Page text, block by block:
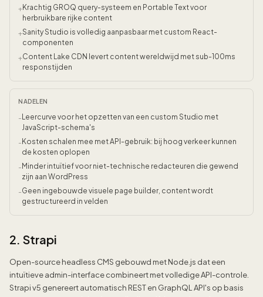
+Krachtig GROQ query-systeem en Portable Text voor
herbruikbare rijke content
+Sanity Studio is volledig aanpasbaar met custom React-
componenten
+Content Lake CDN levert content wereldwijd met sub-100ms
responstijden
NADELEN
- Leercurve voor het opzetten van een custom Studio met
JavaScript-schema's
- Kosten schalen mee met API-gebruik: bij hoog verkeer kunnen
de kosten oplopen
- Minder intuïtief voor niet-technische redacteuren die gewend
zijn aan WordPress
-Geen ingebouwde visuele page builder, content wordt
gestructureerd in velden
2. Strapi
Open-source headless CMS gebouwd met Node.js dat een
intuïtieve admin-interface combineert met volledige API-controle.
Strapi v5 genereert automatisch REST en GraphQL API's op basis